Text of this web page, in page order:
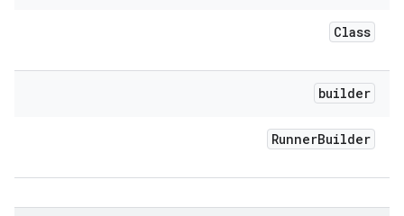
Class
builder
RunnerBuilder